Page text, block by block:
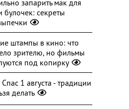
запарить мак для
булочек: секреты
штампы в кино: что
зрителю, но фильмы
под копирку
1 августа - традиции
делать